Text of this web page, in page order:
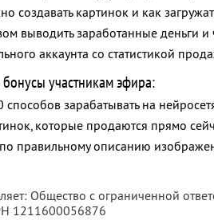
создавать картинок и как
выводить заработанные деньги и
аккаунта со статистикой
участникам эфира:
способов зарабатывать на
которые продаются прямо
правильному описанию
Общество с ограниченной
1211600056876